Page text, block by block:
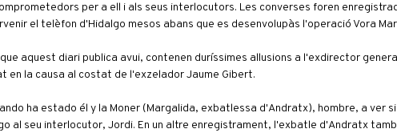
per a ell i als seus interlocutors. Les converses foren
el telèfon d'Hidalgo mesos abans que es desenvolupàs l'operació Vora
aquest diari publica avui, contenen duríssimes al·lusions a l'exdirector
en la causa al costat de l'exzelador Jaume Gibert.
ha estado él y la Moner (Margalida, exbatlessa d'Andratx), hombre, a ver
al seu interlocutor, Jordi. En un altre enregistrament, l'exbatle d'Andratx